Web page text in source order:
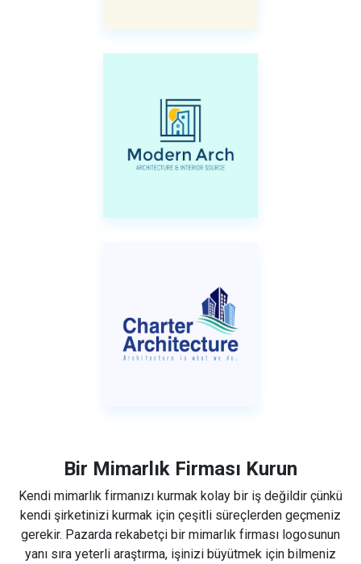
Bir Mimarlık Firması Kurun
Kendi mimarlık firmanızı kurmak kolay bir iş değildir çünkü
kendi şirketinizi kurmak için çeşitli süreçlerden geçmeniz
gerekir. Pazarda rekabetçi bir mimarlık firması logosunun
yanı sıra yeterli araştırma, işinizi büyütmek için bilmeniz